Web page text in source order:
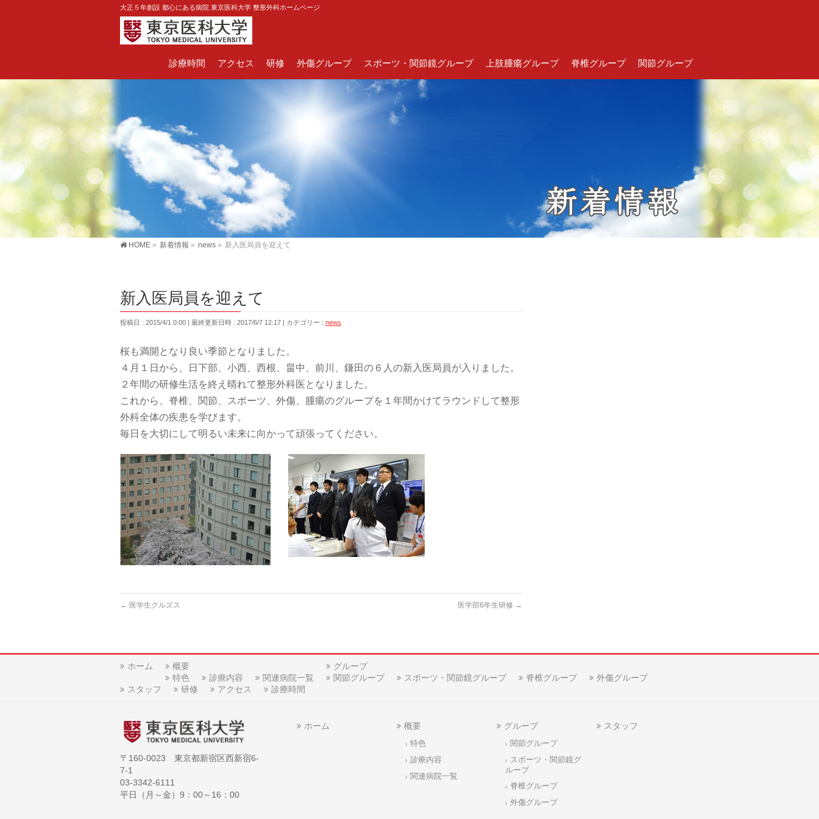
大正５年創設 都心にある病院 東京医科大学 整形外科ホームページ
診療時間 アクセス 研修 外傷グループ スポーツ・関節鏡グループ 上肢腫瘍グループ 脊椎グループ 関節グループ
HOME » 新着情報 » news » 新入医局員を迎えて
新入医局員を迎えて
投稿日 : 2015/4/1 0:00 最終更新日時 : 2017/6/7 12:17 カテゴリー : news
桜も満開となり良い季節となりました。
４月１日から、日下部、小西、西根、畠中、前川、鎌田の６人の新入医局員が入りました。
２年間の研修生活を終え晴れて整形外科医となりました。
これから、脊椎、関節、スポーツ、外傷、腫瘍のグループを１年間かけてラウンドして整形
外科全体の疾患を学びます。
毎日を大切にして明るい未来に向かって頑張ってください。
← 医学生クルズス 医学部6年生研修 →
ホーム
概要
特色
診療内容 関連病院一覧
グループ
関節グループ
スポーツ・関節鏡グループ 脊椎グループ
外傷グループ
スタッフ
研修 アクセス 診療時間
〒160-0023 東京都新宿区西新宿6-
7-1
03-3342-6111
平日（月～金）9：00～16：00
ホーム 概要
特色
診療内容
関連病院一覧
グループ
関節グループ
スポーツ・関節鏡グ
ループ
脊椎グループ
外傷グループ
スタッフ